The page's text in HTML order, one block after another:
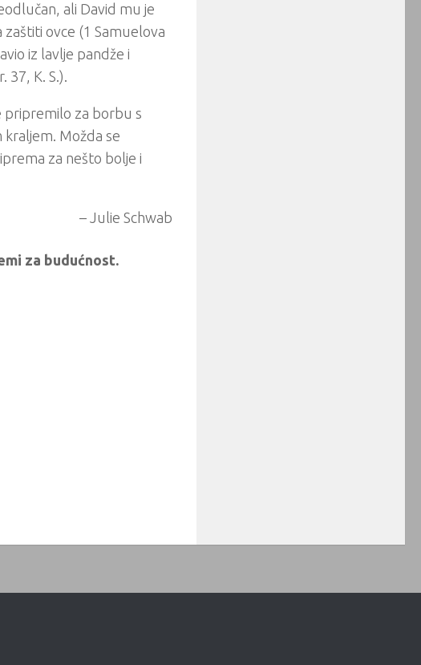
ali David mu je
ovce (1 Samuelova
iz lavlje pandže i
37, K. S.).
pripremilo za borbu s
kraljem. Možda se
za nešto bolje i
– Julie Schwab
za budućnost.